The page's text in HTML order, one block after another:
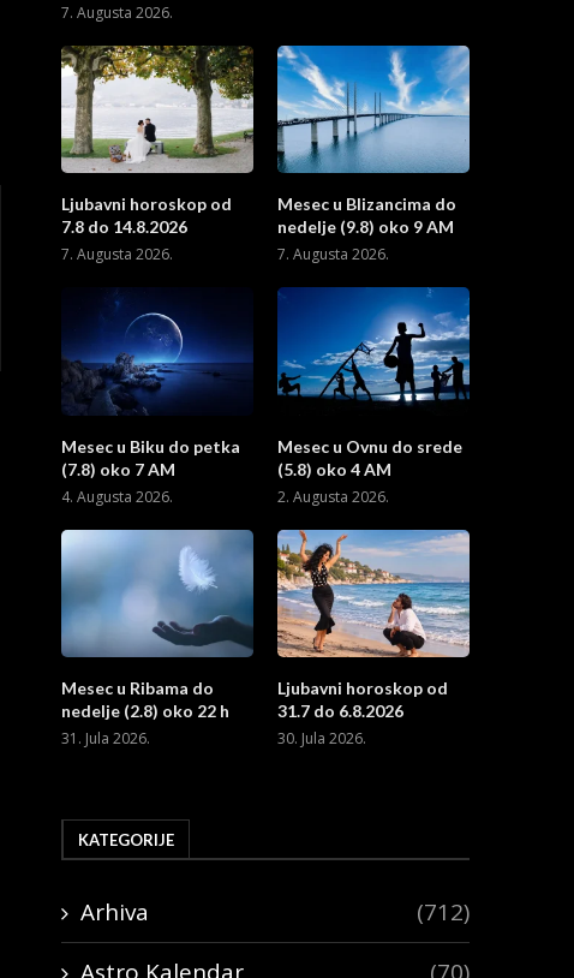
7. Augusta 2026.
Ljubavni horoskop od
7.8 do 14.8.2026
7. Augusta 2026.
Mesec u Blizancima do
nedelje (9.8) oko 9 AM
7. Augusta 2026.
Mesec u Biku do petka
(7.8) oko 7 AM
4. Augusta 2026.
Mesec u Ovnu do srede
(5.8) oko 4 AM
2. Augusta 2026.
Mesec u Ribama do
nedelje (2.8) oko 22 h
31. Jula 2026.
Ljubavni horoskop od
31.7 do 6.8.2026
30. Jula 2026.
KATEGORIJE
Arhiva
(712)